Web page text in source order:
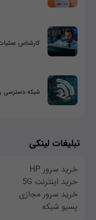
کارشناس
شبکه دسترسی
تبلیغات لینکی
خرید سرور HP
خرید اینترنت 5G
خرید سرور مجازی
پسیو شبکه